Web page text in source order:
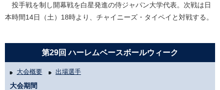
投手戦を制し開幕戦を白星発進の侍ジャパン大学代表。次戦は日
本時間14日（土）18時より、チャイニーズ・タイペイと対戦する。
第29回 ハーレムベースボールウィーク
大会概要 出場選手
大会期間